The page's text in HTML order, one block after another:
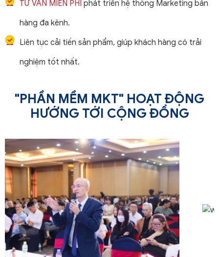
TƯ VẤN MIỄN PHÍ phát triển hệ thống Marketing bán
hàng đa kênh.
Liên tục cải tiến sản phẩm, giúp khách hàng có trải
nghiệm tốt nhất.
"PHẦN MỀM MKT" HOẠT ĐỘNG
HƯỚNG TỚI CỘNG ĐỒNG